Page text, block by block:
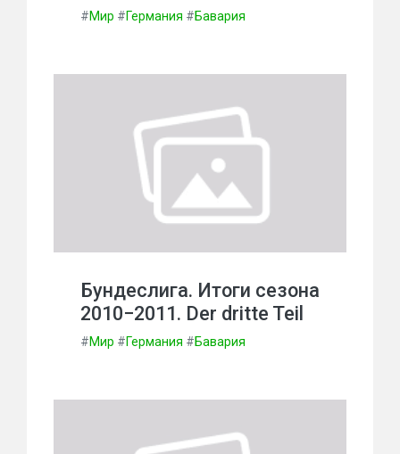
#Мир #Германия #Бавария
Бундеслига. Итоги сезона
2010−2011. Der dritte Teil
#Мир #Германия #Бавария